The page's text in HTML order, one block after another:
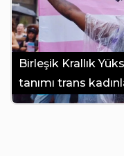
Birleşik Krallık
tanımı trans